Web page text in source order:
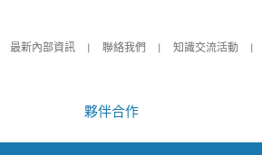
最新內部資訊 聯絡我們 知識交流活動
夥伴合作